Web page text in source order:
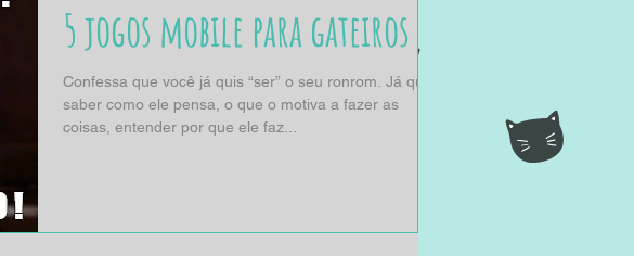
5 jogos mobile para gateiros
Confessa que você já quis “ser” o seu ronrom. Já quis
saber como ele pensa, o que o motiva a fazer as
coisas, entender por que ele faz...